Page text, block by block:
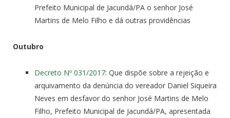
Prefeito Municipal de Jacundá/PA o senhor José
Martins de Melo Filho e dá outras providências
Outubro
Decreto Nº 031/2017: Que dispõe sobre a rejeição e
arquivamento da denúncia do vereador Daniel Siqueira
Neves em desfavor do senhor José Martins de Melo
Filho, Prefeito Municipal de Jacundá/PA, apresentada